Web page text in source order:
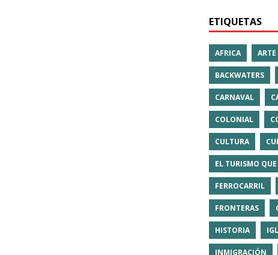
ETIQUETAS
AFRICA ARTE
BACKWATERS
CARNAVAL
COLONIAL
CULTURA
EL TURISMO
FERROCARRIL
FRONTERAS
HISTORIA
INMIGRACIÓN